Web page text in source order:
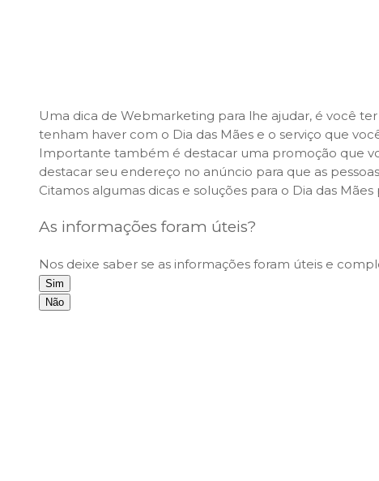
Uma dica de Webmarketing para lhe ajudar, é você
tenham haver com o Dia das Mães e o serviço que
Importante também é destacar uma promoção que
destacar seu endereço no anúncio para que as
Citamos algumas dicas e soluções para o Dia das
As informações foram úteis?
Nos deixe saber se as informações foram úteis e
Sim
Não